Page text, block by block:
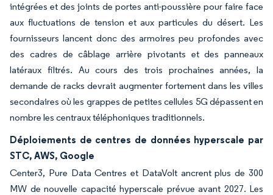
intégrées et des joints de portes anti-poussière pour faire face
aux fluctuations de tension et aux particules du désert. Les
fournisseurs lancent donc des armoires peu profondes avec
des cadres de câblage arrière pivotants et des panneaux
latéraux filtrés. Au cours des trois prochaines années, la
demande de racks devrait augmenter fortement dans les villes
secondaires où les grappes de petites cellules 5G dépassent en
nombre les centraux téléphoniques traditionnels.
Déploiements de centres de données hyperscale par
STC, AWS, Google
Center3, Pure Data Centres et DataVolt ancrent plus de 300
MW de nouvelle capacité hyperscale prévue avant 2027. Les